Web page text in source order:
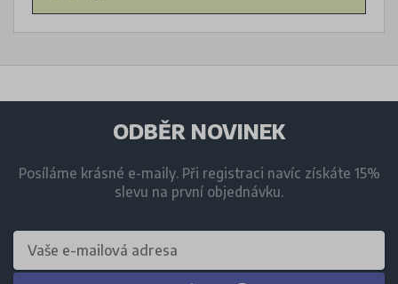
ODBĚR NOVINEK
Posíláme krásné e-maily. Při registraci navíc získáte 15%
slevu na první objednávku.